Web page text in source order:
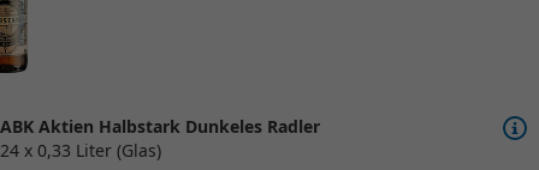
ABK Aktien Halbstark Dunkeles Radler
24 x 0,33 Liter (Glas)